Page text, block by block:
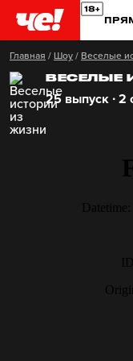
Главная / Шоу / Веселые
ВЕСЕЛЫЕ
25 выпуск ∙ 2